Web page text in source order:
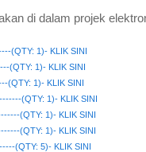
di dalam projek
(QTY: 1)- KLIK SINI
(QTY: 1)- KLIK SINI
(QTY: 1)- KLIK SINI
(QTY: 1)- KLIK SINI
(QTY: 1)- KLIK SINI
(QTY: 1)- KLIK SINI
(QTY: 5)- KLIK SINI